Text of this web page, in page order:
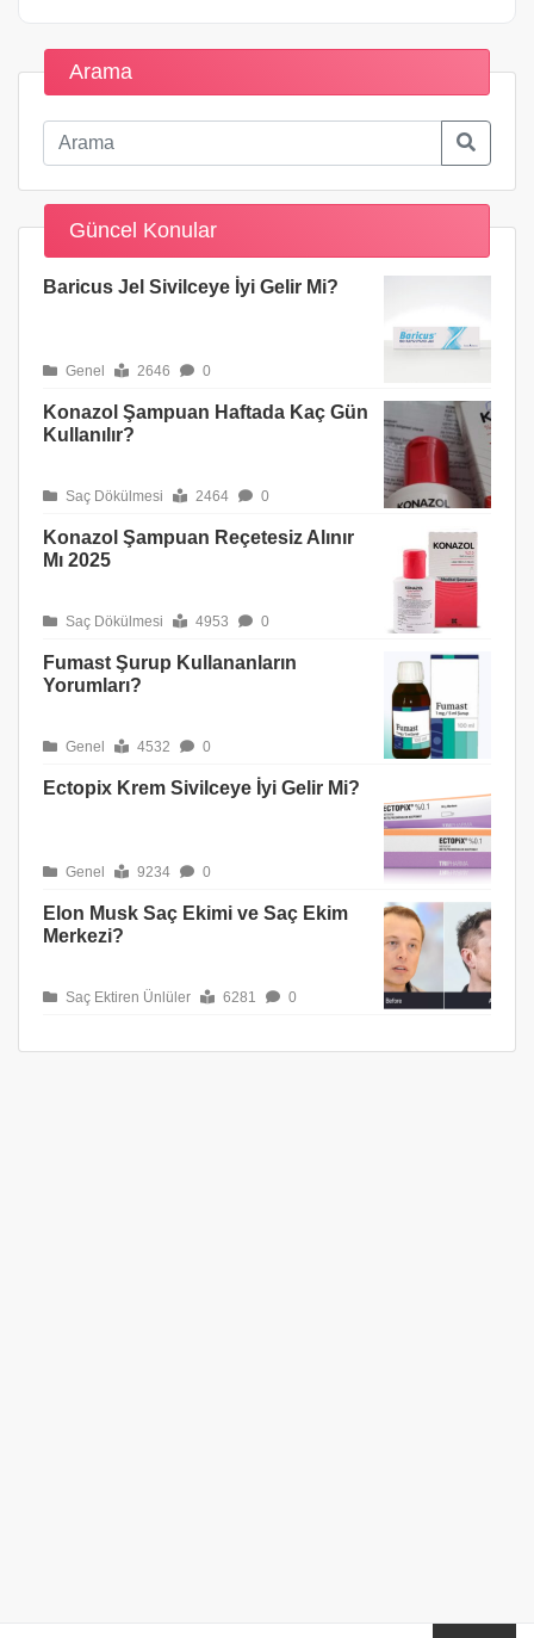
Arama
Güncel Konular
Baricus Jel Sivilceye İyi Gelir Mi?
Genel 2646 0
Konazol Şampuan Haftada Kaç Gün
Kullanılır?
Saç Dökülmesi 2464 0
Konazol Şampuan Reçetesiz Alınır
Mı 2025
Saç Dökülmesi 4953 0
Fumast Şurup Kullananların
Yorumları?
Genel 4532 0
Ectopix Krem Sivilceye İyi Gelir Mi?
Genel 9234 0
Elon Musk Saç Ekimi ve Saç Ekim
Merkezi?
Saç Ektiren Ünlüler 6281 0